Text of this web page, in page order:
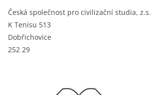
Česká společnost pro civilizační studia, z.s.
K Tenisu 513
Dobřichovice
252 29